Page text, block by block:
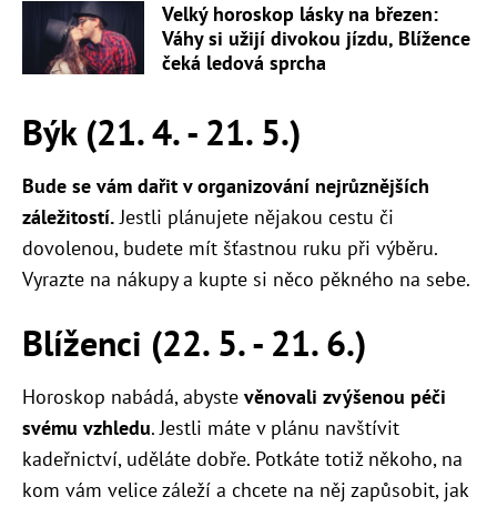
Velký horoskop lásky na březen:
Váhy si užijí divokou jízdu, Blížence
čeká ledová sprcha
Býk (21. 4. - 21. 5.)
Bude se vám dařit v organizování nejrůznějších
záležitostí.Jestli plánujete nějakou cestu či
dovolenou, budete mít šťastnou ruku při výběru.
Vyrazte na nákupy a kupte si něco pěkného na sebe.
Blíženci (22. 5. - 21. 6.)
Horoskop nabádá, abyste věnovali zvýšenou péči
svému vzhledu. Jestli máte v plánu navštívit
kadeřnictví, uděláte dobře. Potkáte totiž někoho, na
kom vám velice záleží a chcete na něj zapůsobit, jak